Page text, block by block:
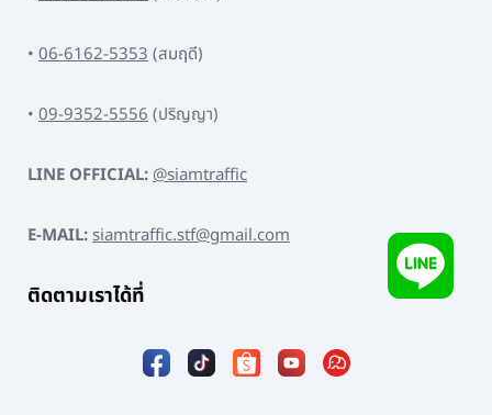
• 06-6162-5353(สมฤดี)
• 09-9352-5556(ปริญญา)
LINE OFFICIAL:@siamtraffic
E-MAIL:siamtraffic.stf@gmail.com
ติดตามเราได้ที่